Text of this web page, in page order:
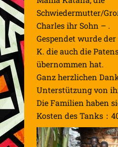
Schwiedermutter/
Charles ihr Sohn – .
Gespendet wurde
K. die auch die
übernommen hat.
Ganz herzlichen
Unterstützung von
Die Familien haben
Kosten des Tanks：